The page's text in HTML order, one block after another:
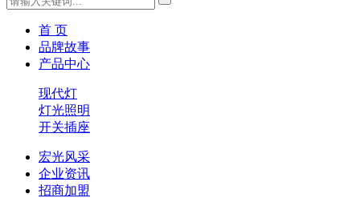
首 页
品牌故事
产品中心
现代灯
灯光照明
开关插座
宏光风采
企业资讯
招商加盟